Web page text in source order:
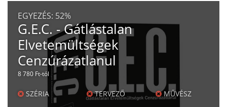
EGYEZÉS: 52%
G.E.C. - Gátlástalan
Elvetemültségek
Cenzúrázatlanul
8 780 Ft-tól
SZÉRIA TERVEZŐ MŰVÉSZ